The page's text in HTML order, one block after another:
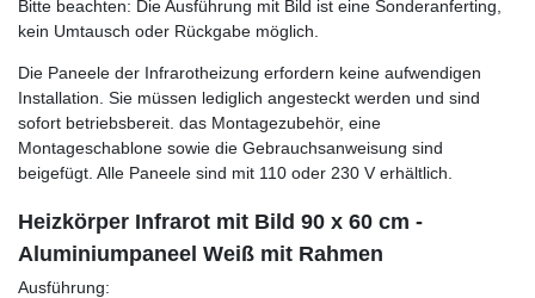
Bitte beachten: Die Ausführung mit Bild ist eine Sonderanferting,
kein Umtausch oder Rückgabe möglich.
Die Paneele der Infrarotheizung erfordern keine aufwendigen
Installation. Sie müssen lediglich angesteckt werden und sind
sofort betriebsbereit. das Montagezubehör, eine
Montageschablone sowie die Gebrauchsanweisung sind
beigefügt. Alle Paneele sind mit 110 oder 230 V erhältlich.
Heizkörper Infrarot mit Bild 90 x 60 cm -
Aluminiumpaneel Weiß mit Rahmen
Ausführung: